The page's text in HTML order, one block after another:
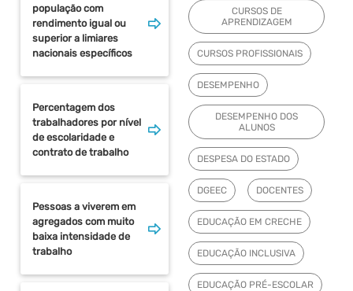
população com
rendimento igual ou
superior a limiares
nacionais específicos
Percentagem dos
trabalhadores por nível
de escolaridade e
contrato de trabalho
Pessoas a viverem em
agregados com muito
baixa intensidade de
trabalho
CURSOS DE
APRENDIZAGEM
CURSOS PROFISSIONAIS
DESEMPENHO
DESEMPENHO DOS
ALUNOS
DESPESA DO ESTADO
DGEEC DOCENTES
EDUCAÇÃO EM CRECHE
EDUCAÇÃO INCLUSIVA
EDUCAÇÃO PRÉ-ESCOLAR